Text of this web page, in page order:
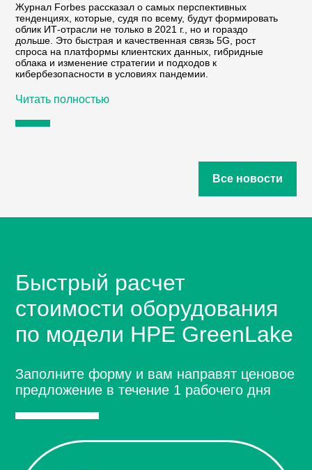
Журнал Forbes рассказал о самых перспективных
тенденциях, которые, судя по всему, будут формировать
облик ИТ-отрасли не только в 2021 г., но и гораздо
дольше. Это быстрая и качественная связь 5G, рост
спроса на платформы клиентских данных, гибридные
облака и изменение стратегии и подходов к
кибербезопасности в условиях пандемии.
Читать полностью
Все новости
Быстрый расчет
стоимости оборудования
по модели HPE GreenLake
Заполните форму и вам направят ценовое
предложение в течение 1 рабочего дня